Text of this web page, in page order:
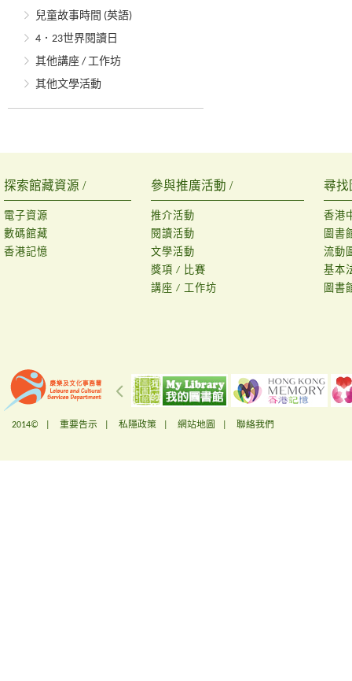
兒童故事時間 (英語)
4．23世界閱讀日
其他講座 / 工作坊
其他文學活動
探索館藏資源 /
電子資源
數碼館藏
香港記憶
參與推廣活動 /
推介活動
閱讀活動
文學活動
獎項 / 比賽
講座 / 工作坊
尋找
香港
圖書
流動
基本
圖書
2014© | 重要告示 私隱政策 網站地圖 聯絡我們